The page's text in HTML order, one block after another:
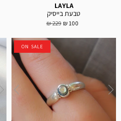
LAYLA
טבעת בייסיק
100 ₪
229 ₪
ON SALE